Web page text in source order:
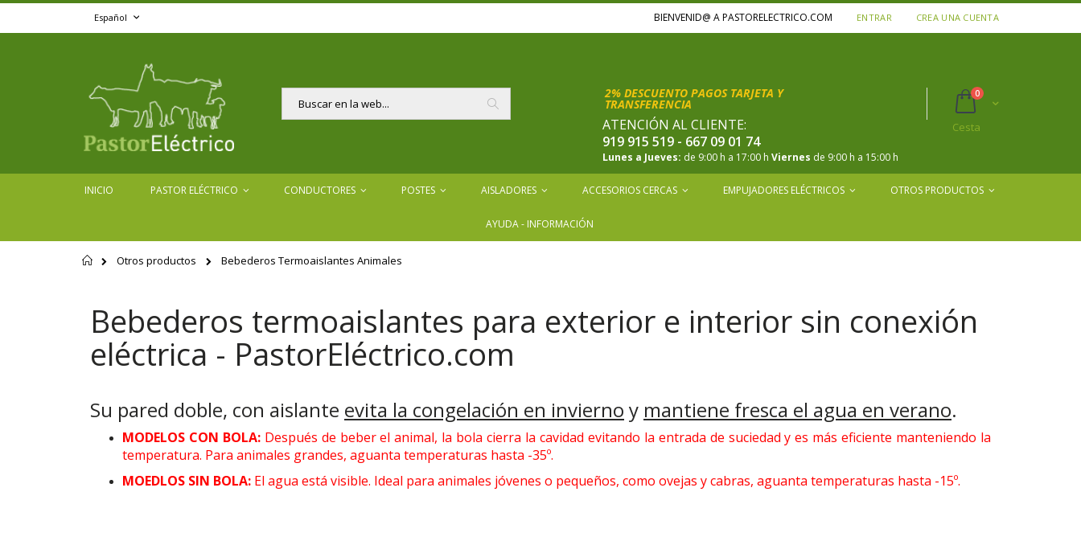
Lenguaje
Español BIENVENID@ A PASTORELECTRICO.COM ENTRAR CREA UNA CUENTA
Cart
0productos
Cesta
Buscar
2% DESCUENTO PAGOS TARJETA Y
TRANSFERENCIA
ATENCIÓN AL CLIENTE:
919 915 519 - 667 09 01 74
Lunes a Jueves: de 9:00 h a 17:00 h Viernes de 9:00 h a 15:00 h
INICIO PASTOR ELÉCTRICO CONDUCTORES POSTES AISLADORES ACCESORIOS CERCAS EMPUJADORES ELÉCTRICOS OTROS PRODUCTOS
AYUDA - INFORMACIÓN
Otros productos Bebederos Termoaislantes Animales
Bebederos termoaislantes para exterior e interior sin conexión
eléctrica - PastorEléctrico.com
Su pared doble, con aislante evita la congelación en invierno y mantiene fresca el agua en verano.
MODELOS CON BOLA:Después de beber el animal, la bola cierra la cavidad evitando la entrada de suciedad y es más eficiente manteniendo la
temperatura. Para animales grandes, aguanta temperaturas hasta -35º.
MOEDLOS SIN BOLA: El agua está visible. Ideal para animales jóvenes o pequeños, como ovejas y cabras, aguanta temperaturas hasta -15º.